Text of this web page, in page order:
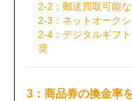
2-2：郵送買取可能
2-3：ネットオーク
2-4：デジタルギフ
奨
3：商品券の換金率